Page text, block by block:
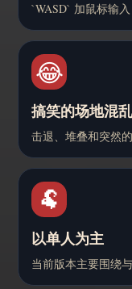
`WASD` 加鼠标输
😂
搞笑的场地混乱
击退、堆叠和突然
🐏
以单人为主
当前版本主要围绕